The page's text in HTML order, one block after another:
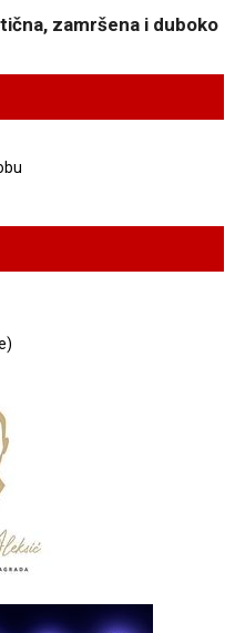
zamršena i duboko